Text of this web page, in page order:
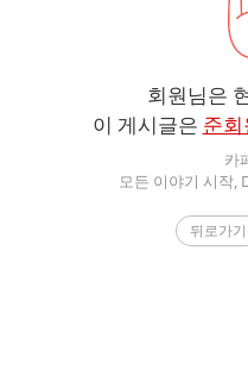
회원님은
이 게시글은 준회
카
모든 이야기 시작,
뒤로가기